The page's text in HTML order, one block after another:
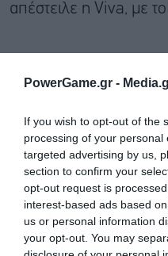
PowerGame.gr -
If you wish to opt-out of the
processing of your
targeted advertising by us,
section to confirm your
opt-out request is
interest-based ads based
us or personal information
your opt-out. You may
απέστειλε η Viva, με